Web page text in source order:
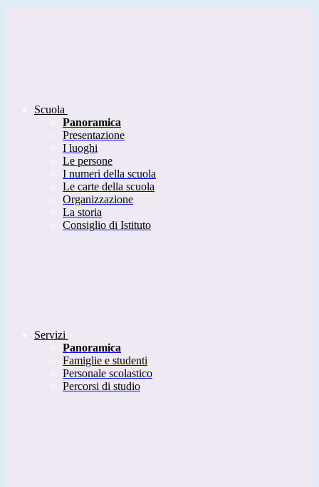
Scuola
Panoramica
Presentazione
I luoghi
Le persone
I numeri della scuola
Le carte della scuola
Organizzazione
La storia
Consiglio di Istituto
Servizi
Panoramica
Famiglie e studenti
Personale scolastico
Percorsi di studio